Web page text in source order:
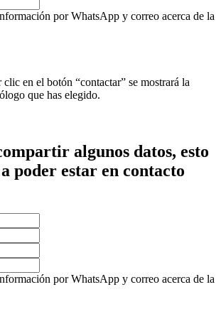
por WhatsApp y correo acerca de la
en el botón “contactar” se mostrará la
que has elegido.
algunos datos, esto
poder estar en contacto
por WhatsApp y correo acerca de la